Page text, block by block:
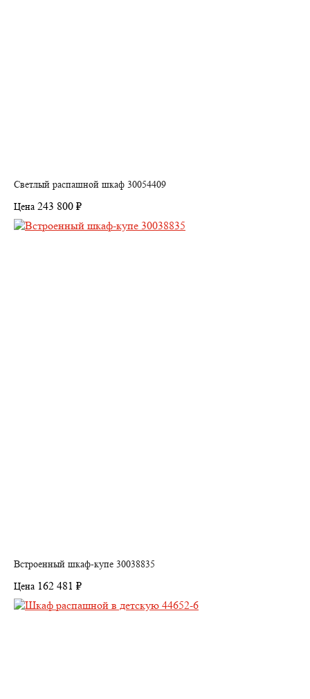
Светлый распашной шкаф 30054409
Цена 243 800 ₽
Встроенный шкаф-купе 30038835
Цена 162 481 ₽